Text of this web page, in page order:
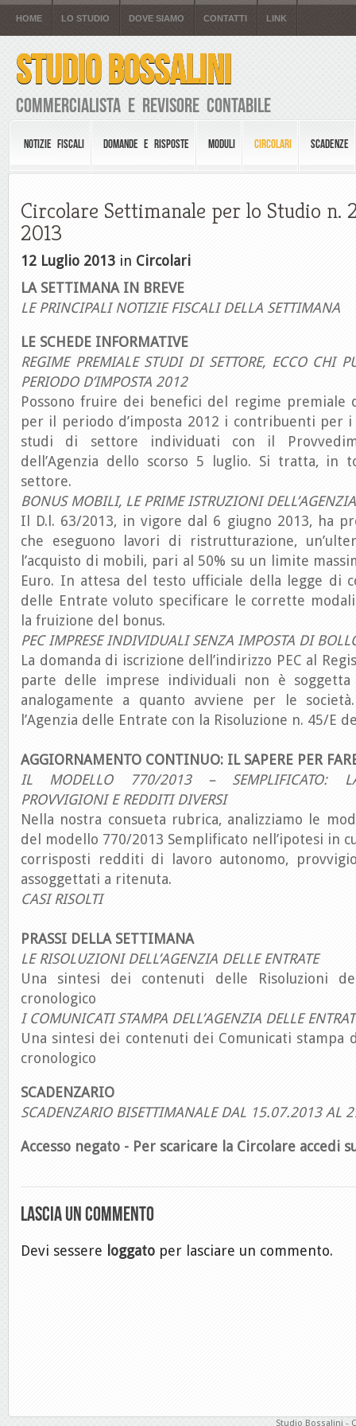
HOME LO STUDIO DOVE SIAMO CONTATTI LINK
STUDIO BOSSALINI
Commercialista e Revisore Contabile
NOTIZIE FISCALI DOMANDE E RISPOSTE MODULI CIRCOLARI SCADENZE
Circolare Settimanale per lo Studio n.
2013
12 Luglio 2013 in Circolari
LA SETTIMANA IN BREVE
LE PRINCIPALI NOTIZIE FISCALI DELLA SETTIMANA
LE SCHEDE INFORMATIVE
REGIME PREMIALE STUDI DI SETTORE, ECCO CHI
PERIODO D’IMPOSTA 2012
Possono fruire dei benefici del regime premiale
per il periodo d’imposta 2012 i contribuenti per
studi di settore individuati con il
dell’Agenzia dello scorso 5 luglio. Si tratta, in
settore.
BONUS MOBILI, LE PRIME ISTRUZIONI
Il D.l. 63/2013, in vigore dal 6 giugno 2013, ha
che eseguono lavori di ristrutturazione,
l’acquisto di mobili, pari al 50% su un limite
Euro. In attesa del testo ufficiale della legge di
delle Entrate voluto specificare le corrette
la fruizione del bonus.
PEC IMPRESE INDIVIDUALI SENZA IMPOSTA DI
La domanda di iscrizione dell’indirizzo PEC al
parte delle imprese individuali non è soggetta
analogamente a quanto avviene per le
l’Agenzia delle Entrate con la Risoluzione n. 45/E
AGGIORNAMENTO CONTINUO: IL SAPERE PER
IL MODELLO 770/2013 – SEMPLIFICATO:
PROVVIGIONI E REDDITI DIVERSI
Nella nostra consueta rubrica, analizziamo le
del modello 770/2013 Semplificato nell’ipotesi in
corrisposti redditi di lavoro autonomo,
assoggettati a ritenuta.
CASI RISOLTI
PRASSI DELLA SETTIMANA
LE RISOLUZIONI DELL’AGENZIA DELLE ENTRATE
Una sintesi dei contenuti delle Risoluzioni
cronologico
I COMUNICATI STAMPA DELL’AGENZIA DELLE
Una sintesi dei contenuti dei Comunicati stampa
cronologico
SCADENZARIO
SCADENZARIO BISETTIMANALE DAL 15.07.2013 AL
Accesso negato - Per scaricare la Circolare accedi
Lascia un commento
Devi sessere loggato per lasciare un commento.
Studio Bossalini -